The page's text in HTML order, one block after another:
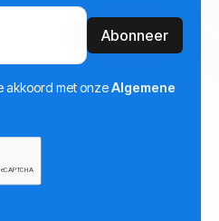
akkoord met onzeAlgemene